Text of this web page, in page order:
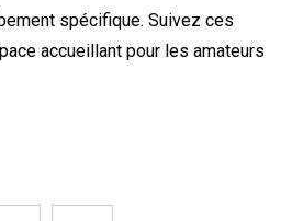
spécifique. Suivez ces
accueillant pour les amateurs